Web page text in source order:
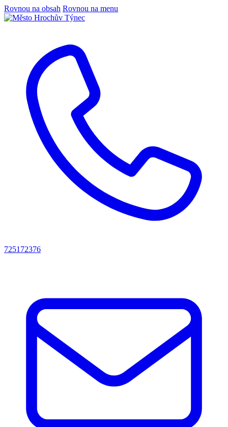
Rovnou na obsah Rovnou na menu
725172376